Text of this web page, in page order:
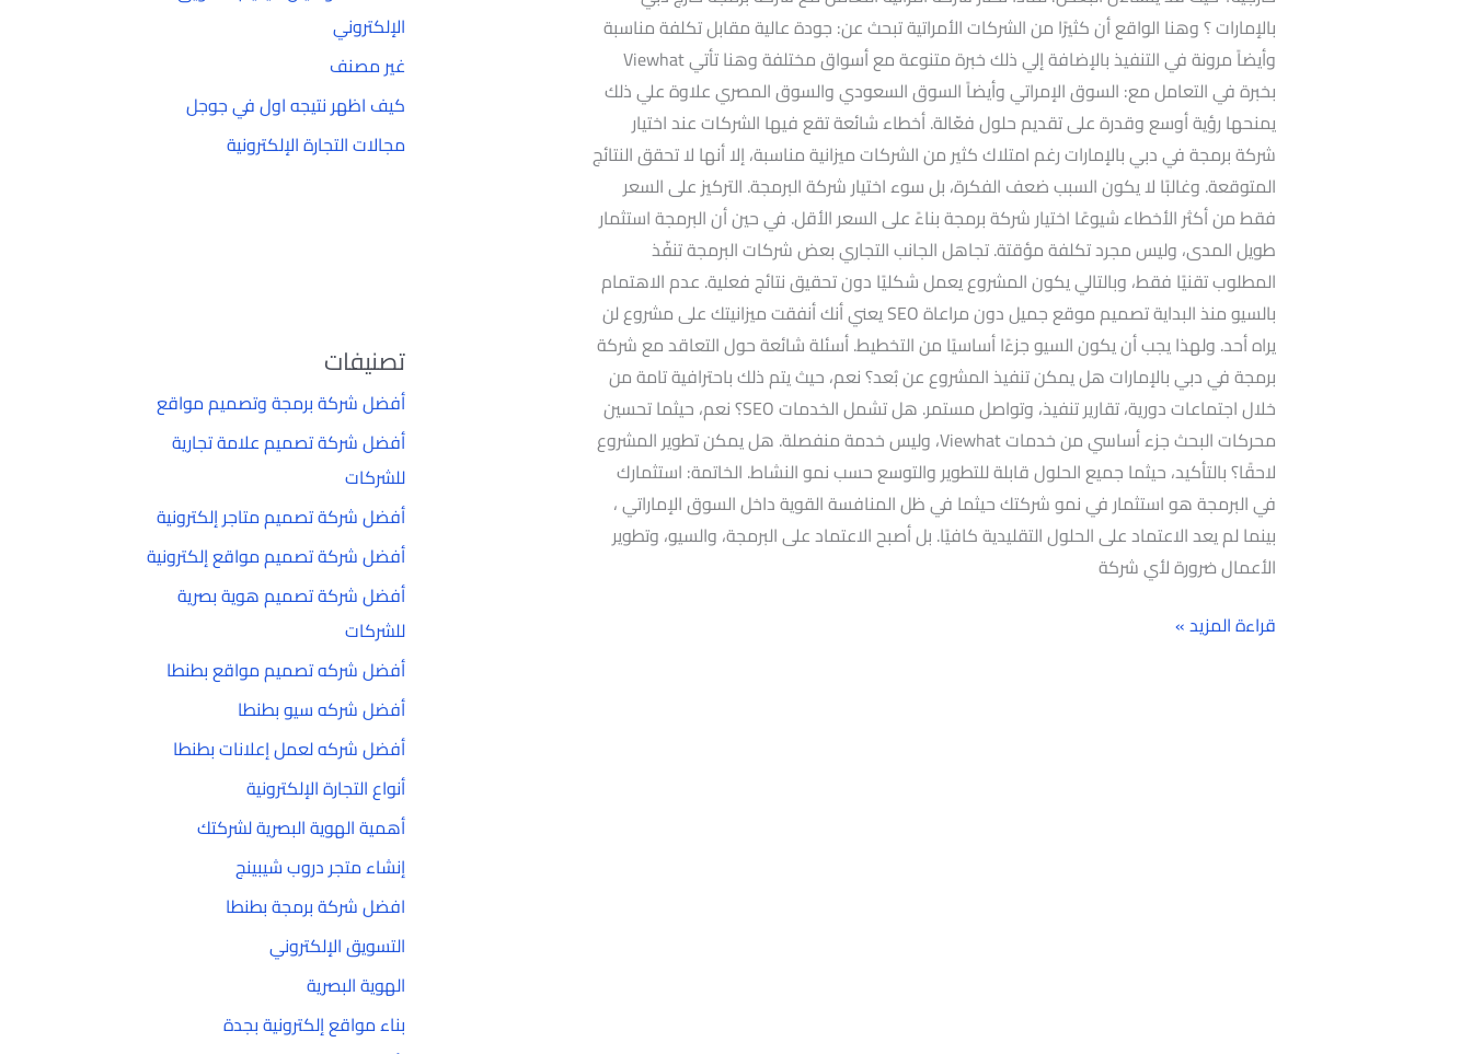
بالإمارات ؟ وهنا الواقع أن كثيرًا من الشركات الأمراتية تبحث عن: جودة عالية مقابل تكلفة مناسبة
وأيضاً مرونة في التنفيذ بالإضافة إلي ذلك خبرة متنوعة مع أسواق مختلفة وهنا تأتي Viewhat
بخبرة في التعامل مع: السوق الإمراتي وأيضاً السوق السعودي والسوق المصري علاوة علي ذلك
يمنحها رؤية أوسع وقدرة على تقديم حلول فعّالة. أخطاء شائعة تقع فيها الشركات عند اختيار
شركة برمجة في دبي بالإمارات رغم امتلاك كثير من الشركات ميزانية مناسبة، إلا أنها لا تحقق النتائج
المتوقعة. وغالبًا لا يكون السبب ضعف الفكرة، بل سوء اختيار شركة البرمجة. التركيز على السعر
فقط من أكثر الأخطاء شيوعًا اختيار شركة برمجة بناءً على السعر الأقل. في حين أن البرمجة استثمار
طويل المدى، وليس مجرد تكلفة مؤقتة. تجاهل الجانب التجاري بعض شركات البرمجة تنفّذ
المطلوب تقنيًا فقط، وبالتالي يكون المشروع يعمل شكليًا دون تحقيق نتائج فعلية. عدم الاهتمام
بالسيو منذ البداية تصميم موقع جميل دون مراعاة SEO يعني أنك أنفقت ميزانيتك على مشروع لن
يراه أحد. ولهذا يجب أن يكون السيو جزءًا أساسيًا من التخطيط. أسئلة شائعة حول التعاقد مع شركة
برمجة في دبي بالإمارات هل يمكن تنفيذ المشروع عن بُعد؟ نعم، حيث يتم ذلك باحترافية تامة من
خلال اجتماعات دورية، تقارير تنفيذ، وتواصل مستمر. هل تشمل الخدمات SEO؟ نعم، حيثما تحسين
محركات البحث جزء أساسي من خدمات Viewhat، وليس خدمة منفصلة. هل يمكن تطوير المشروع
لاحقًا؟ بالتأكيد، حيثما جميع الحلول قابلة للتطوير والتوسع حسب نمو النشاط. الخاتمة: استثمارك
في البرمجة هو استثمار في نمو شركتك حيثما في ظل المنافسة القوية داخل السوق الإماراتي ،
بينما لم يعد الاعتماد على الحلول التقليدية كافيًا. بل أصبح الاعتماد على البرمجة، والسيو، وتطوير
الأعمال ضرورة لأي شركة
قراءة المزيد »
الإلكتروني
غير مصنف
كيف اظهر نتيجه اول في جوجل
مجالات التجارة الإلكترونية
تصنيفات
أفضل شركة برمجة وتصميم مواقع
أفضل شركة تصميم علامة تجارية
للشركات
أفضل شركة تصميم متاجر إلكترونية
أفضل شركة تصميم مواقع إلكترونية
أفضل شركة تصميم هوية بصرية
للشركات
أفضل شركه تصميم مواقع بطنطا
أفضل شركه سيو بطنطا
أفضل شركه لعمل إعلانات بطنطا
أنواع التجارة الإلكترونية
أهمية الهوية البصرية لشركتك
إنشاء متجر دروب شيبينج
افضل شركة برمجة بطنطا
التسويق الإلكتروني
الهوية البصرية
بناء مواقع إلكترونية بجدة